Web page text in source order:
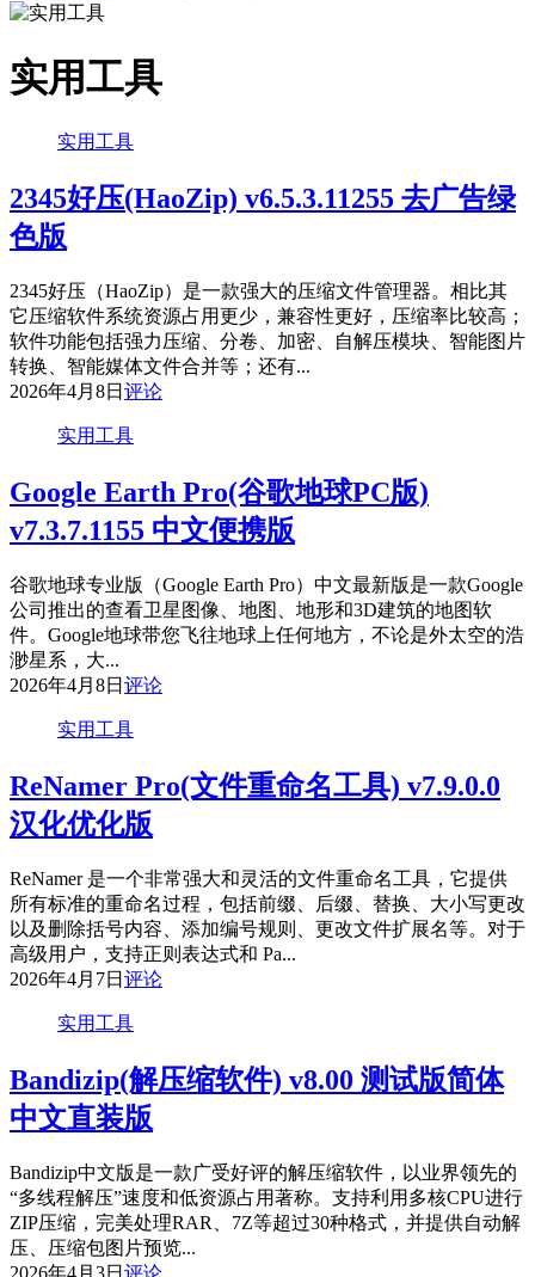
实用工具
实用工具
2345好压(HaoZip) v6.5.3.11255 去广告绿
色版
2345好压（HaoZip）是一款强大的压缩文件管理器。相比其
它压缩软件系统资源占用更少，兼容性更好，压缩率比较高；
软件功能包括强力压缩、分卷、加密、自解压模块、智能图片
转换、智能媒体文件合并等；还有...
2026年4月8日 评论
实用工具
Google Earth Pro(谷歌地球PC版)
v7.3.7.1155 中文便携版
谷歌地球专业版（Google Earth Pro）中文最新版是一款Google
公司推出的查看卫星图像、地图、地形和3D建筑的地图软
件。Google地球带您飞往地球上任何地方，不论是外太空的浩
渺星系，大...
2026年4月8日 评论
实用工具
ReNamer Pro(文件重命名工具) v7.9.0.0
汉化优化版
ReNamer 是一个非常强大和灵活的文件重命名工具，它提供
所有标准的重命名过程，包括前缀、后缀、替换、大小写更改
以及删除括号内容、添加编号规则、更改文件扩展名等。对于
高级用户，支持正则表达式和 Pa...
2026年4月7日 评论
实用工具
Bandizip(解压缩软件) v8.00 测试版简体
中文直装版
Bandizip中文版是一款广受好评的解压缩软件，以业界领先的
“多线程解压”速度和低资源占用著称。支持利用多核CPU进行
ZIP压缩，完美处理RAR、7Z等超过30种格式，并提供自动解
压、压缩包图片预览...
2026年4月3日 评论